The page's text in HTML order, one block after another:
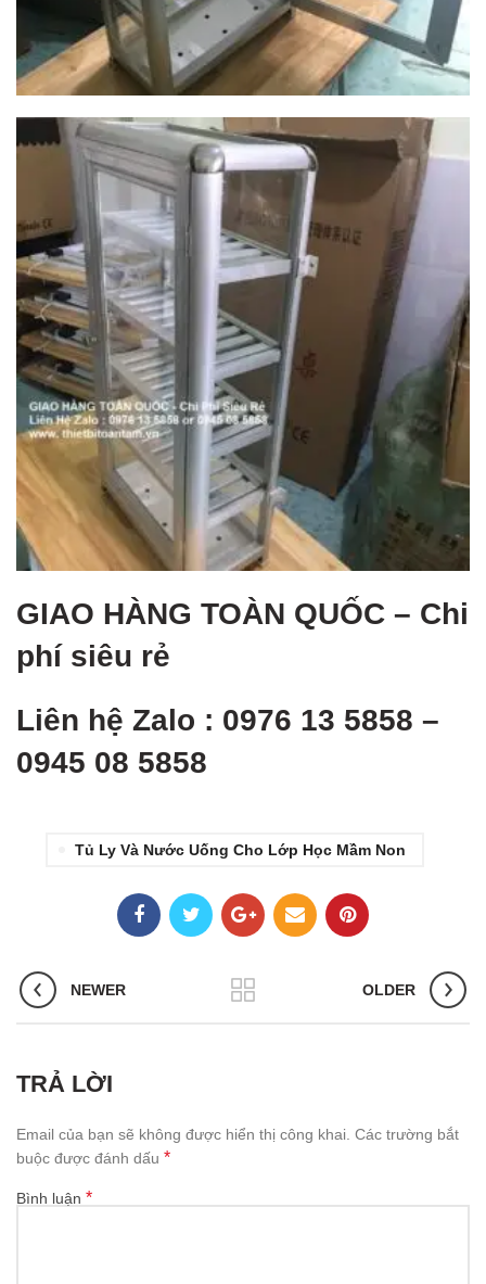
GIAO HÀNG TOÀN QUỐC – Chi
phí siêu rẻ
Liên hệ Zalo : 0976 13 5858 –
0945 08 5858
Tủ Ly Và Nước Uống Cho Lớp Học Mầm Non
NEWER OLDER
TRẢ LỜI
Email của bạn sẽ không được hiển thị công khai. Các trường bắt
buộc được đánh dấu *
Bình luận *